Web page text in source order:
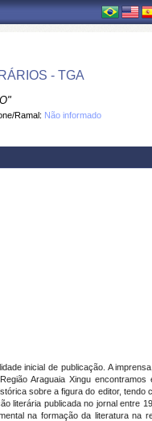
- TGA
Ramal: Não informado
inicial de publicação. A
Araguaia Xingu encontramos
sobre a figura do editor, tendo
literária publicada no jornal entre
na formação da literatura na